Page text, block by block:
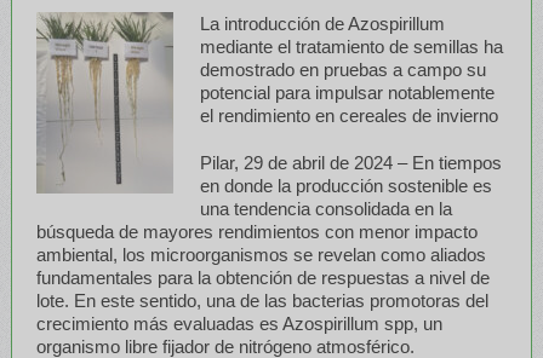
La introducción de Azospirillum
mediante el tratamiento de semillas ha
demostrado en pruebas a campo su
potencial para impulsar notablemente
el rendimiento en cereales de invierno
Pilar, 29 de abril de 2024 – En tiempos
en donde la producción sostenible es
una tendencia consolidada en la
búsqueda de mayores rendimientos con menor impacto
ambiental, los microorganismos se revelan como aliados
fundamentales para la obtención de respuestas a nivel de
lote. En este sentido, una de las bacterias promotoras del
crecimiento más evaluadas es Azospirillum spp, un
organismo libre fijador de nitrógeno atmosférico.